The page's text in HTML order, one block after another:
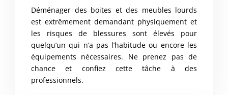
Déménager des boites et des meubles lourds
est extrêmement demandant physiquement et
les risques de blessures sont élevés pour
quelqu’un qui n’a pas l’habitude ou encore les
équipements nécessaires. Ne prenez pas de
chance et confiez cette tâche à des
professionnels.